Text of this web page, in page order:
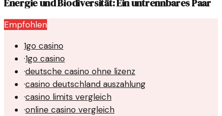
Energie und Biodiversität: Ein untrennbares Paar
Empfohlen
1go casino
·1go casino
·deutsche casino ohne lizenz
·casino deutschland auszahlung
·casino limits vergleich
·online casino vergleich